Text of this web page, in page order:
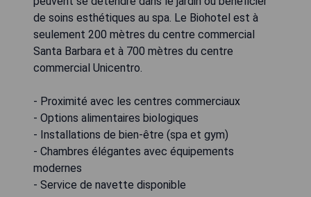
de soins esthétiques au spa. Le Biohotel est à
seulement 200 mètres du centre commercial
Santa Barbara et à 700 mètres du centre
commercial Unicentro.
- Proximité avec les centres commerciaux
- Options alimentaires biologiques
- Installations de bien-être (spa et gym)
- Chambres élégantes avec équipements
modernes
- Service de navette disponible